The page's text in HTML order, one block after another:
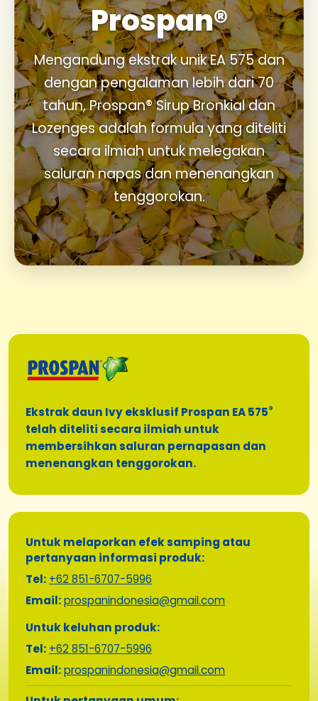
Prospan®
Mengandung ekstrak unik EA 575 dan
dengan pengalaman lebih dari 70
tahun, Prospan® Sirup Bronkial dan
Lozenges adalah formula yang diteliti
secara ilmiah untuk melegakan
saluran napas dan menenangkan
tenggorokan.
Ekstrak daun Ivy eksklusif Prospan EA 575®
telah diteliti secara ilmiah untuk
membersihkan saluran pernapasan dan
menenangkan tenggorokan.
Untuk melaporkan efek samping atau
pertanyaan informasi produk:
Tel: +62 851-6707-5996
Email:prospanindonesia@gmail.com
Untuk keluhan produk:
Tel: +62 851-6707-5996
Email:prospanindonesia@gmail.com